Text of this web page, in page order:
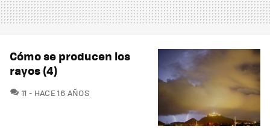
Cómo se producen los
rayos (4)
11 COMENTARIOS
HACE 16 AÑOS